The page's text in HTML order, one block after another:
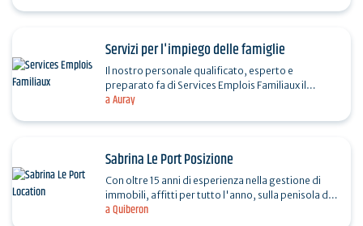
a Auray
Servizi per l'impiego delle famiglie
Il nostro personale qualificato, esperto e
preparato fa di Services Emplois Familiaux il
vostro partner di fiducia. Operiamo in diversi
a Quiberon
Sabrina Le Port Posizione
Con oltre 15 anni di esperienza nella gestione di
immobili, affitti per tutto l'anno, sulla penisola di
Quiberon e dintorni. Vantaggio: richiesta…